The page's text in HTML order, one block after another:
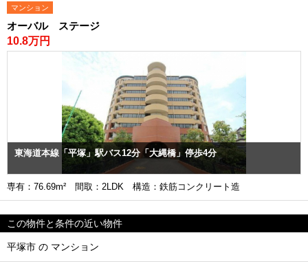
マンション
オーバル ステージ
10.8万円
東海道本線「平塚」駅バス12分「大縄橋」停歩4分
専有：76.69m² 間取：2LDK 構造：鉄筋コンクリート造
この物件と条件の近い物件
平塚市 の マンション